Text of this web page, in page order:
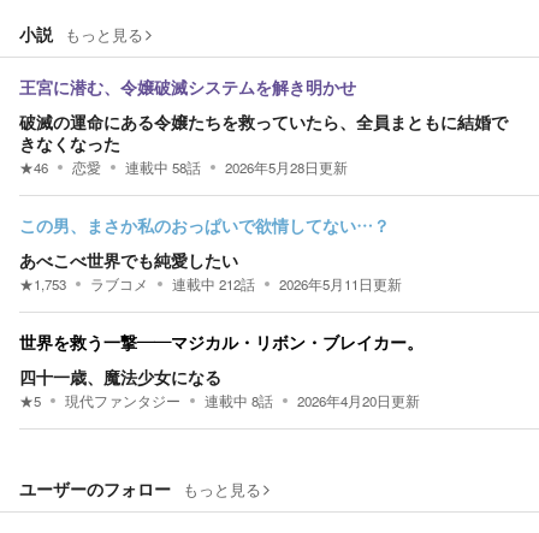
小説 もっと見る
王宮に潜む、令嬢破滅システムを解き明かせ
破滅の運命にある令嬢たちを救っていたら、全員まともに結婚で
きなくなった
★46 恋愛 連載中 58話 2026年5月28日更新
この男、まさか私のおっぱいで欲情してない…？
あべこべ世界でも純愛したい
★1,753 ラブコメ 連載中 212話 2026年5月11日更新
世界を救う一撃――マジカル・リボン・ブレイカー。
四十一歳、魔法少女になる
★5 現代ファンタジー 連載中 8話 2026年4月20日更新
ユーザーのフォロー もっと見る